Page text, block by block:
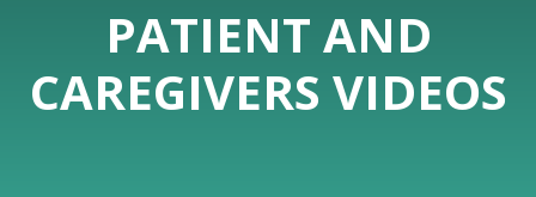
PATIENT AND
CAREGIVERS VIDEOS